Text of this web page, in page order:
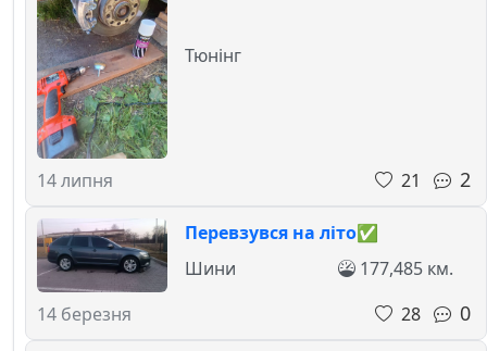
14 липня
Тюнінг
21 2
Перевзувся на літо✅
14 березня
Шини
177,485 км.
28
0